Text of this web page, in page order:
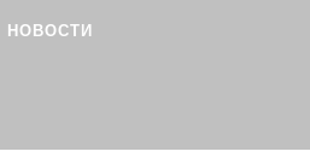
НОВОСТИ